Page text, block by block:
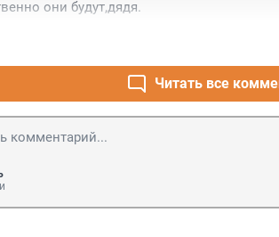
они будут,дядя.
Читать все